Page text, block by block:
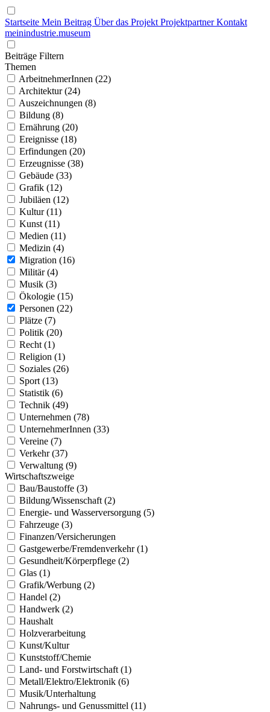
Startseite Mein Beitrag Über das Projekt ProjektpartnerKontakt
meinindustrie.museum
Beiträge Filtern
Themen
ArbeitnehmerInnen (22)
Architektur (24)
Auszeichnungen (8)
Bildung (8)
Ernährung (20)
Ereignisse (18)
Erfindungen (20)
Erzeugnisse (38)
Gebäude (33)
Grafik (12)
Jubiläen (12)
Kultur (11)
Kunst (11)
Medien (11)
Medizin (4)
Migration (16)
Militär (4)
Musik (3)
Ökologie (15)
Personen (22)
Plätze (7)
Politik (20)
Recht (1)
Religion (1)
Soziales (26)
Sport (13)
Statistik (6)
Technik (49)
Unternehmen (78)
UnternehmerInnen (33)
Vereine (7)
Verkehr (37)
Verwaltung (9)
Wirtschaftszweige
Bau/Baustoffe (3)
Bildung/Wissenschaft (2)
Energie- und Wasserversorgung (5)
Fahrzeuge (3)
Finanzen/Versicherungen
Gastgewerbe/Fremdenverkehr (1)
Gesundheit/Körperpflege (2)
Glas (1)
Grafik/Werbung (2)
Handel (2)
Handwerk (2)
Haushalt
Holzverarbeitung
Kunst/Kultur
Kunststoff/Chemie
Land- und Forstwirtschaft (1)
Metall/Elektro/Elektronik (6)
Musik/Unterhaltung
Nahrungs- und Genussmittel (11)